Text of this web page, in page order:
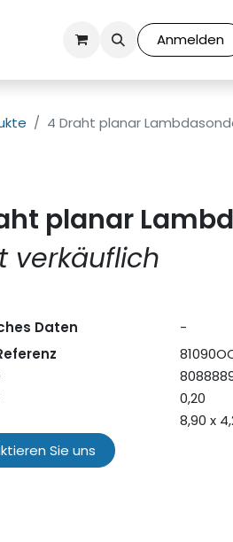
Anmelden
4 Draht planar
planar
verkäuflich
Daten
-
0,20
8,90 x
Sie uns